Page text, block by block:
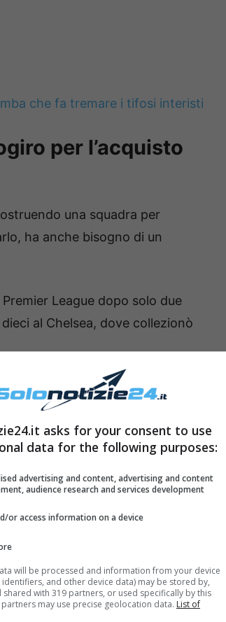
che fa tremare i tifosi interisti
per l’acquisto
una squadra per
ha anche bisogno di un
League dopo solo due
al Chelsea, dove collezionò
e per acquistarlo la
milioni di euro per l’acquisto del
alla firma) per accaparrarsi le
asks for your consent to use
data for the following purposes:
advertising and content, advertising and content
audience research and services development
or access information on a device
will be processed and information from your device
and other device data) may be stored by,
shared with 319 partners, or used specifically by this
may use precise geolocation data. List of